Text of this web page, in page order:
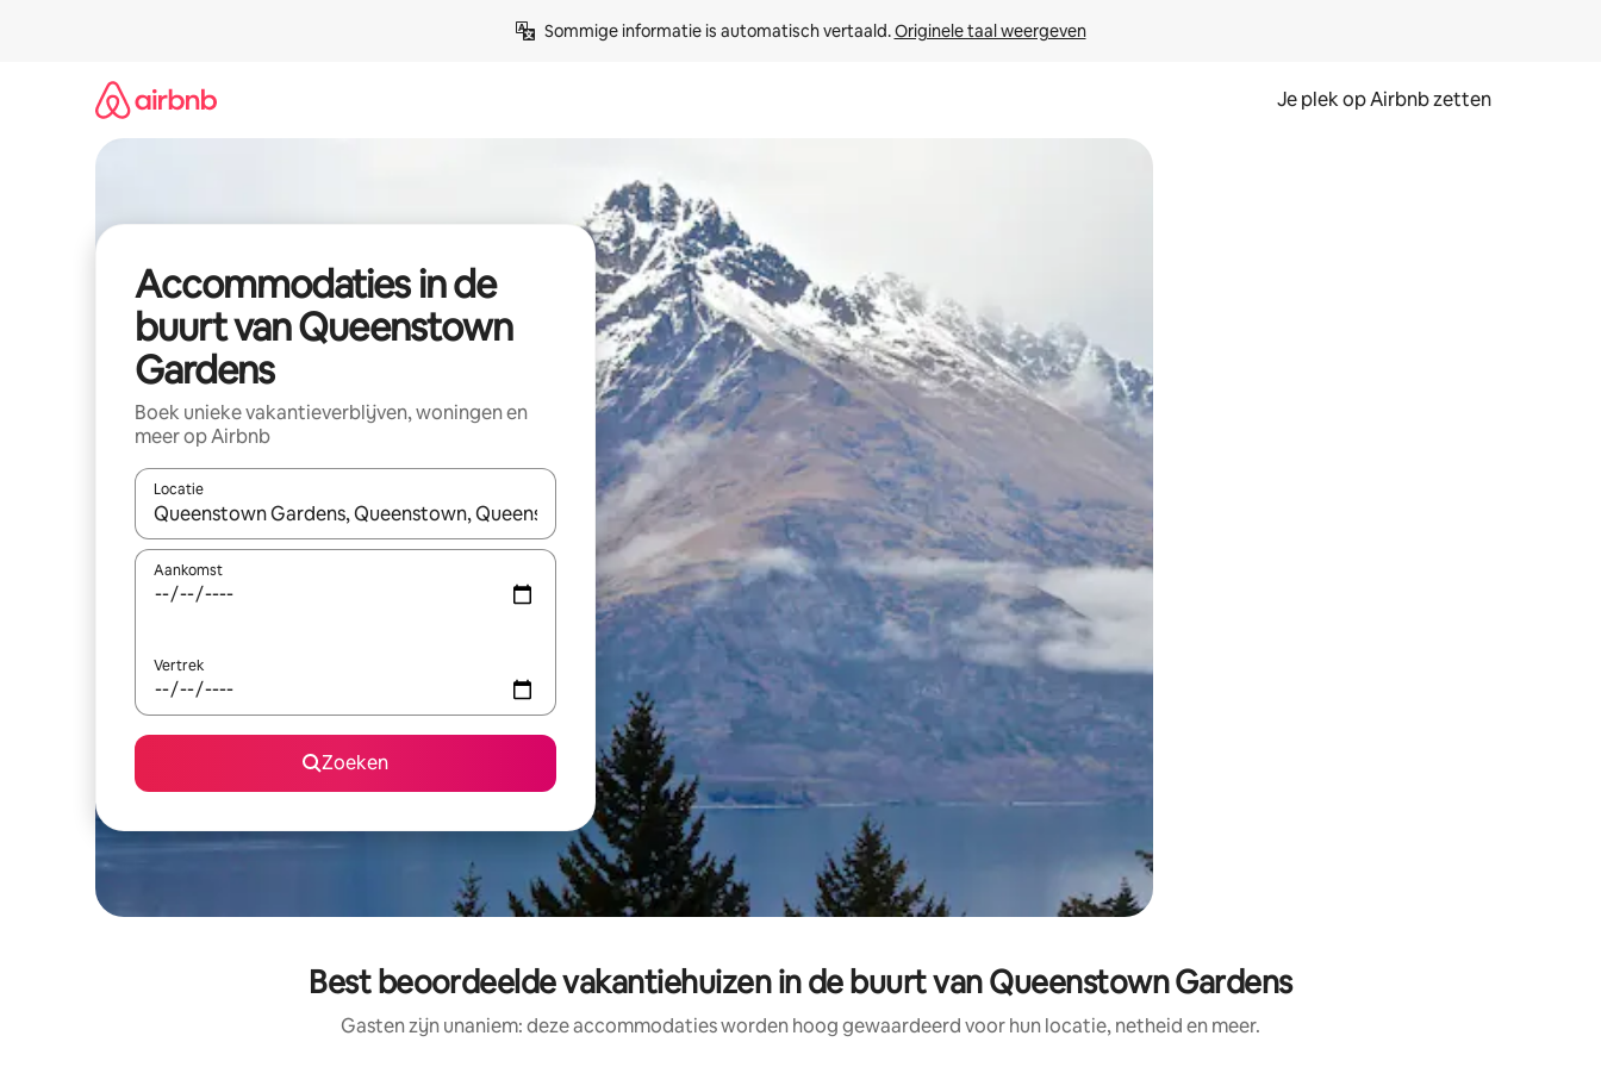
Sommige informatie is automatisch vertaald. Originele taal weergeven
Je plek op Airbnb zetten
Accommodaties in de
buurt van Queenstown
Gardens
Boek unieke vakantieverblijven, woningen en
meer op Airbnb
Locatie
Wanneer er resultaten beschikbaar zijn, maak je een keuze met je de pijltjestoetsen omhoog en omlaag, óf door te tikken of swipen.
Aankomst
Vertrek
Zoeken
Best beoordeelde vakantiehuizen in de buurt van Queenstown Gardens
Gasten zijn unaniem: deze accommodaties worden hoog gewaardeerd voor hun locatie, netheid en meer.